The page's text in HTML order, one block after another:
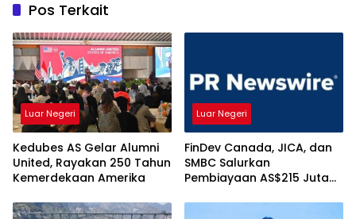
Pos Terkait
Luar Negeri
Kedubes AS Gelar Alumni
United, Rayakan 250 Tahun
Kemerdekaan Amerika
Luar Negeri
FinDev Canada, JICA, dan
SMBC Salurkan
Pembiayaan AS$215 Juta
Tujuannya